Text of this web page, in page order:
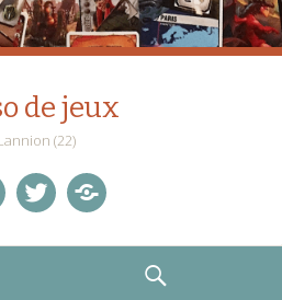
de jeux
(22)